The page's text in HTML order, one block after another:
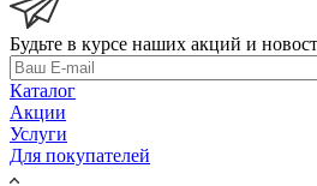
Будьте в курсе наших акций и
Каталог
Акции
Услуги
Для покупателей